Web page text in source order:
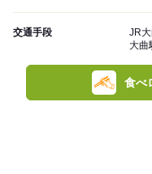
交通手段
JR
大曲
食べ